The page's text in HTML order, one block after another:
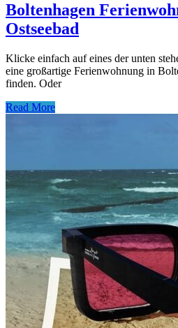
Boltenhagen
Ostseebad
Klicke einfach auf eines der unten
eine großartige Ferienwohnung in
finden. Oder
Read More